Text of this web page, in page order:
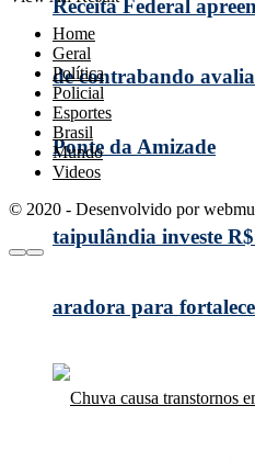
Receita Federal
de contrabando
Ponte da Amizade
taipulândia investe
aradora para
Home
Geral
Política
Policial
Esportes
Brasil
Mundo
Videos
© 2020 - Desenvolvido por